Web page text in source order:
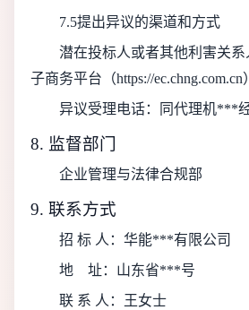
7.5提出异议的渠道和方式
潜在投标人或者其他利害关
子商务平台（https://
异议受理电话：同代理机***
8. 监督部门
企业管理与法律合规部
9. 联系方式
招 标 人： 华能***有限公司
地
址： 山东省***号
联 系 人： 王女士